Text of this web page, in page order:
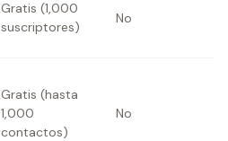
Gratis (1,000
suscriptores)
No
Gratis (hasta
1,000
contactos)
No